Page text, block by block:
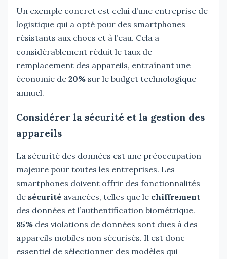
Un exemple concret est celui d’une entreprise de
logistique qui a opté pour des smartphones
résistants aux chocs et à l’eau. Cela a
considérablement réduit le taux de
remplacement des appareils, entraînant une
économie de 20% sur le budget technologique
annuel.
Considérer la sécurité et la gestion des
appareils
La sécurité des données est une préoccupation
majeure pour toutes les entreprises. Les
smartphones doivent offrir des fonctionnalités
de sécurité avancées, telles que le chiffrement
des données et l’authentification biométrique.
85% des violations de données sont dues à des
appareils mobiles non sécurisés. Il est donc
essentiel de sélectionner des modèles qui